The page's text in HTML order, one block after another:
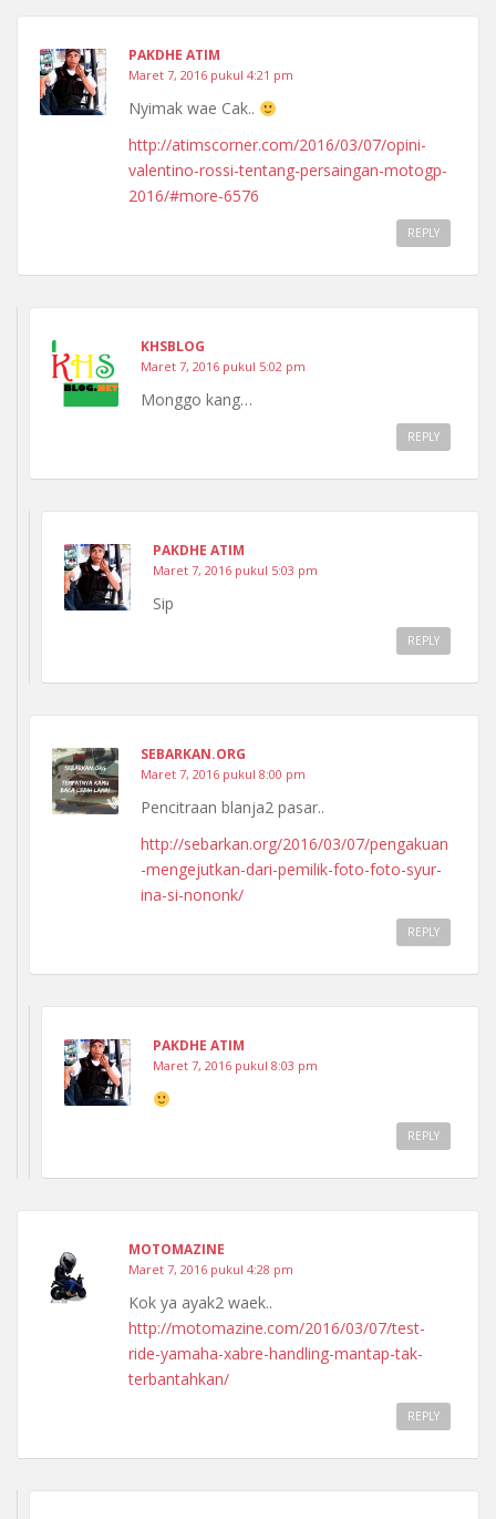
PAKDHE ATIM
Maret 7, 2016 pukul 4:21 pm
Nyimak wae Cak..
http://atimscorner.com/2016/03/07/opini-
valentino-rossi-tentang-persaingan-motogp-
2016/#more-6576
REPLY
KHSBLOG
Maret 7, 2016 pukul 5:02 pm
Monggo kang…
REPLY
PAKDHE ATIM
Maret 7, 2016 pukul 5:03 pm
Sip
REPLY
SEBARKAN.ORG
Maret 7, 2016 pukul 8:00 pm
Pencitraan blanja2 pasar..
http://sebarkan.org/2016/03/07/pengakuan
-mengejutkan-dari-pemilik-foto-foto-syur-
ina-si-nononk/
REPLY
PAKDHE ATIM
Maret 7, 2016 pukul 8:03 pm
REPLY
MOTOMAZINE
Maret 7, 2016 pukul 4:28 pm
Kok ya ayak2 waek..
http://motomazine.com/2016/03/07/test-
ride-yamaha-xabre-handling-mantap-tak-
terbantahkan/
REPLY